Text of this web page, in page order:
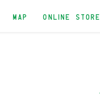
MAP ONLINE STORE